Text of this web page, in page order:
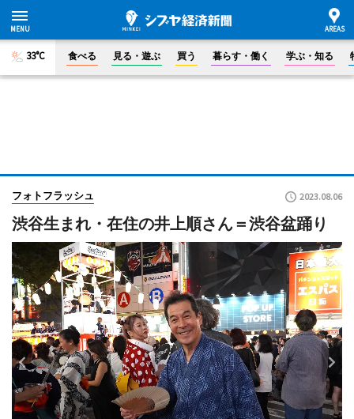
33°C 食べる 見る・遊ぶ 買う 暮らす・働く 学ぶ・知る
フォトフラッシュ 2023.08.06
渋谷生まれ・在住の井上順さん＝渋谷盆踊り